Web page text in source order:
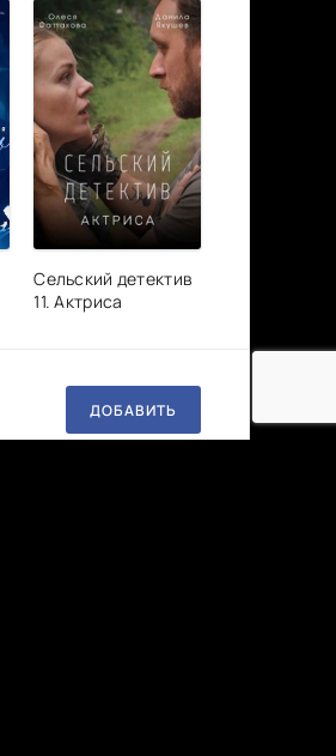
Сельский детектив
11. Актриса
ДОБАВИТЬ